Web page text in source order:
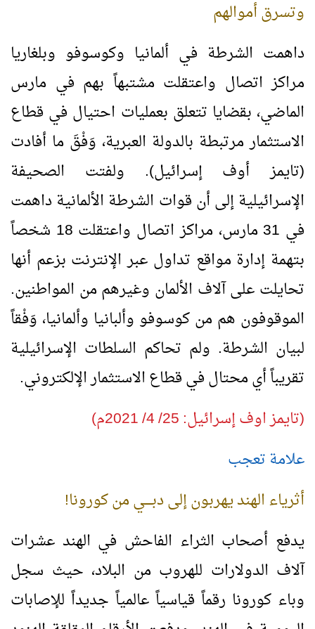
وتسرق أموالهم
داهمت الشرطة في ألمانيا وكوسوفو وبلغاريا
مراكز اتصال واعتقلت مشتبهاً بهم في مارس
الماضي، بقضايا تتعلق بعمليات احتيال في قطاع
الاستثمار مرتبطة بالدولة العبرية، وَفْقَ ما أفادت
(تايمز أوف إسرائيل). ولفتت الصحيفة
الإسرائيلية إلى أن قوات الشرطة الألمانية داهمت
في 31 مارس، مراكز اتصال واعتقلت 18 شخصاً
بتهمة إدارة مواقع تداول عبر الإنترنت بزعم أنها
تحايلت على آلاف الألمان وغيرهم من المواطنين.
الموقوفون هم من كوسوفو وألبانيا وألمانيا، وَفْقاً
لبيان الشرطة. ولم تحاكم السلطات الإسرائيلية
تقريباً أي محتال في قطاع الاستثمار الإلكتروني.
(تايمز اوف إسرائيل: 25/ 4/ 2021م)
علامة تعجب
أثرياء الهند يهربون إلى دبـــــي من كورونا!
يدفع أصحاب الثراء الفاحش في الهند عشرات
آلاف الدولارات للهروب من البلاد، حيث سجل
وباء كورونا رقماً قياسياً عالمياً جديداً للإصابات